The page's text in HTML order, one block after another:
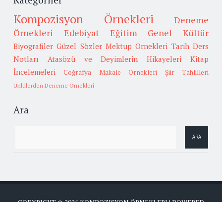
Kompozisyon Örnekleri
Deneme
Örnekleri
Edebiyat Eğitim Genel Kültür
Biyografiler Güzel Sözler Mektup Örnekleri Tarih Ders
Notları
Atasözü ve Deyimlerin Hikayeleri
Kitap
İncelemeleri
Coğrafya Makale Örnekleri Şiir Tahlilleri
Ünlülerden Deneme Örnekleri
Ara